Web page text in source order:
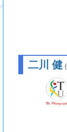
二川 健